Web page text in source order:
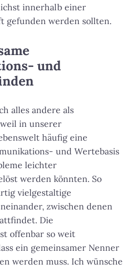
innerhalb einer
gefunden werden sollten.
und
alles andere als
in unserer
häufig eine
und Wertebasis
leichter
werden könnten. So
vielgestaltige
zwischen denen
Die
offenbar so weit
ein gemeinsamer Nenner
werden muss. Ich wünsche